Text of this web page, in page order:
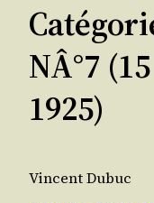
NÂ°7
1925)
Vincent Dubuc